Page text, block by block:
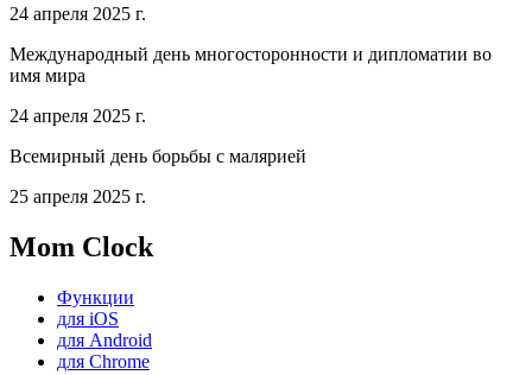
24 апреля 2025 г.
Международный день многосторонности и дипломатии во
имя мира
24 апреля 2025 г.
Всемирный день борьбы с малярией
25 апреля 2025 г.
Mom Clock
Функции
для iOS
для Android
для Chrome